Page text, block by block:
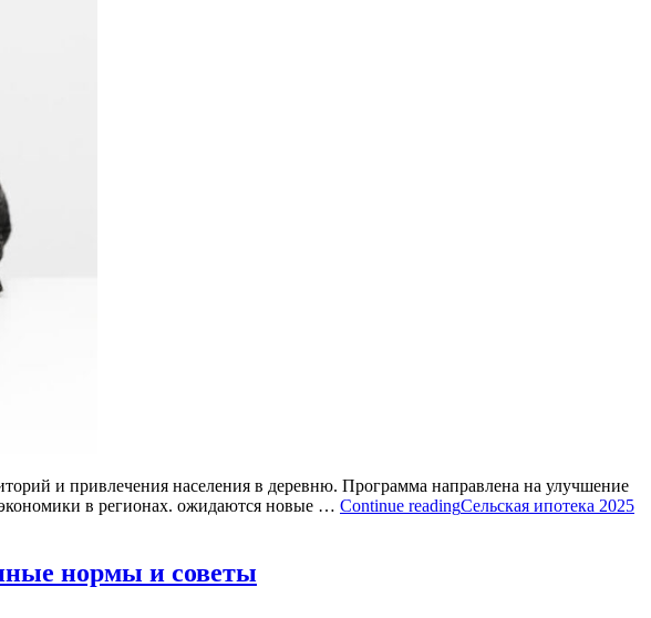
и привлечения населения в деревню. Программа направлена на улучшение
в регионах. ожидаются новые … Continue readingСельская ипотека 2025
нормы и советы